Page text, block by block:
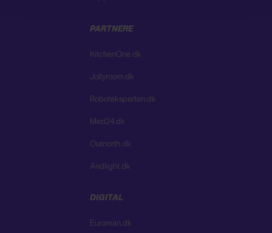
PARTNERE
KitchenOne.dk
Jollyroom.dk
Roboteksperten.dk
Med24.dk
Outnorth.dk
Andlight.dk
DIGITAL
Euroman.dk